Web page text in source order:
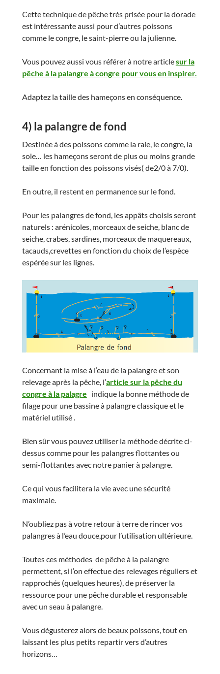
Cette technique de pêche très prisée pour la dorade
est intéressante aussi pour d’autres poissons
comme le congre, le saint-pierre ou la julienne.
Vous pouvez aussi vous référer à notre articlesur la
pêche à la palangre à congre pour vous en inspirer.
Adaptez la taille des hameçons en conséquence.
4) la palangre de fond
Destinée à des poissons comme la raie, le congre, la
sole… les hameçons seront de plus ou moins grande
taille en fonction des poissons visés( de2/0 à 7/0).
En outre, il restent en permanence sur le fond.
Pour les palangres de fond, les appâts choisis seront
naturels : arénicoles, morceaux de seiche, blanc de
seiche, crabes, sardines, morceaux de maquereaux,
tacauds,crevettes en fonction du choix de l’espèce
espérée sur les lignes.
Concernant la mise à l’eau de la palangre et son
relevage après la pêche, l’article sur la pêche du
congre à la palagre indique la bonne méthode de
filage pour une bassine à palangre classique et le
matériel utilisé .
Bien sûr vous pouvez utiliser la méthode décrite ci-
dessus comme pour les palangres flottantes ou
semi-flottantes avec notre panier à palangre.
Ce qui vous facilitera la vie avec une sécurité
maximale.
N’oubliez pas à votre retour à terre de rincer vos
palangres à l’eau douce,pour l’utilisation ultérieure.
Toutes ces méthodes de pêche à la palangre
permettent, si l’on effectue des relevages réguliers et
rapprochés (quelques heures), de préserver la
ressource pour une pêche durable et responsable
avec un seau à palangre.
Vous dégusterez alors de beaux poissons, tout en
laissant les plus petits repartir vers d’autres
horizons…